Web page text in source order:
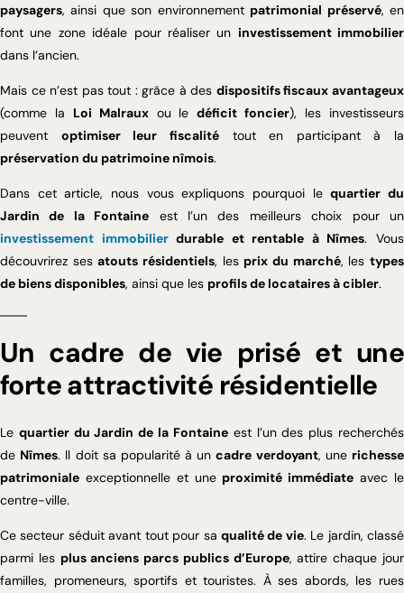
paysagers, ainsi que son environnement patrimonial préservé, en
font une zone idéale pour réaliser un investissement immobilier
dans l’ancien.
Mais ce n’est pas tout : grâce à des dispositifs fiscaux avantageux
(comme la Loi Malrauxou ledéficit foncier), les investisseurs
peuvent optimiser leur fiscalitétout en participant à la
préservation du patrimoine nîmois.
Dans cet article, nous vous expliquons pourquoi lequartier du
Jardin de la Fontaine est l’un des meilleurs choix pour un
investissement immobilierdurable et rentable à Nîmes. Vous
découvrirez sesatouts résidentiels, les prix du marché, lestypes
de biens disponibles, ainsi que les profils de locataires à cibler.
Un cadre de vie prisé et une
forte attractivité résidentielle
Le quartier du Jardin de la Fontaineest l’un des plus recherchés
de Nîmes. Il doit sa popularité à uncadre verdoyant, une richesse
patrimoniale exceptionnelle et une proximité immédiate avec le
centre-ville.
Ce secteur séduit avant tout pour sa qualité de vie. Le jardin, classé
parmi les plus anciens parcs publics d’Europe, attire chaque jour
familles, promeneurs, sportifs et touristes. À ses abords, les rues